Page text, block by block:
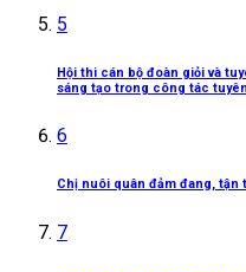
5
Hội thi cán bộ đoàn giỏi và
sáng tạo trong công tác
6
Chị nuôi quân đảm đang, tận
7